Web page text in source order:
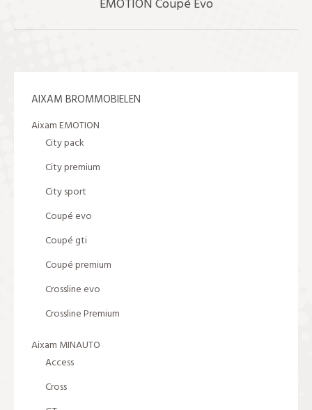
EMOTION Coupé Evo
AIXAM BROMMOBIELEN
Aixam EMOTION
City pack
City premium
City sport
Coupé evo
Coupé gti
Coupé premium
Crossline evo
Crossline Premium
Aixam MINAUTO
Access
Cross